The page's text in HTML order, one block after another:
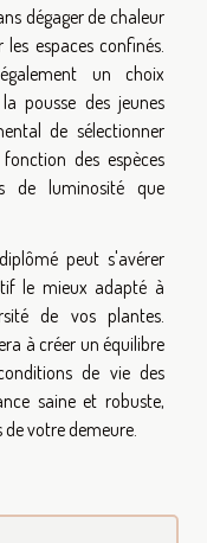
dégager de chaleur
espaces confinés.
un choix
pousse des jeunes
de sélectionner
des espèces
de luminosité que
peut s'avérer
le mieux adapté à
de vos plantes.
à créer un équilibre
de vie des
saine et robuste,
de votre demeure.